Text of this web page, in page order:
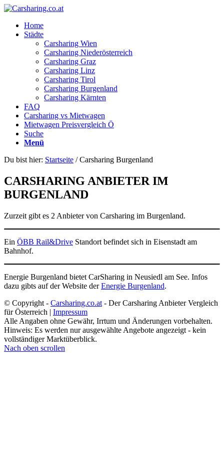
Home
Städte
Carsharing Wien
Carsharing Niederösterreich
Carsharing Graz
Carsharing Linz
Carsharing Tirol
Carsharing Burgenland
Carsharing Kärnten
FAQ
Carsharing vs Mietwagen
Mietwagen Preisvergleich Ö
Suche
Menü
Du bist hier: Startseite / Carsharing Burgenland
CARSHARING ANBIETER IM
BURGENLAND
Zurzeit gibt es 2 Anbieter von Carsharing im Burgenland.
Ein ÖBB Rail&Drive Standort befindet sich in Eisenstadt am
Bahnhof.
Energie Burgenland bietet CarSharing in Neusiedl am See. Infos
dazu gibts auf der Website derEnergie Burgenland.
© Copyright - Carsharing.co.at - Der Carsharing Anbieter Vergleich
für Österreich | Impressum
Alle Angaben ohne Gewähr, Irrtum und Änderungen vorbehalten.
Hinweis: Es werden nur ausgewählte Angebote angezeigt - kein
vollständiger Marktüberblick.
Nach oben scrollen